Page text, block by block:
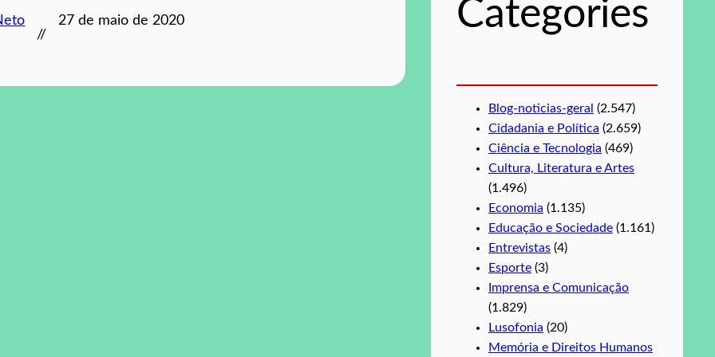
//
27 de maio de 2020
a
Categories
Blog-noticias-geral (2.547)
Cidadania e Política (2.659)
Ciência e Tecnologia (469)
Cultura, Literatura e Artes
(1.496)
Economia (1.135)
Educação e Sociedade (1.161)
Entrevistas (4)
Esporte (3)
Imprensa e Comunicação
(1.829)
Lusofonia (20)
Memória e Direitos Humanos